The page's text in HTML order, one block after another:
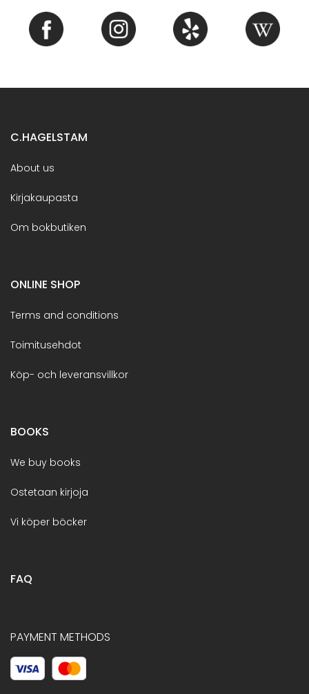
C.HAGELSTAM
About us
Kirjakaupasta
Om bokbutiken
ONLINE SHOP
Terms and conditions
Toimitusehdot
Köp- och leveransvillkor
BOOKS
We buy books
Ostetaan kirjoja
Vi köper böcker
FAQ
PAYMENT METHODS